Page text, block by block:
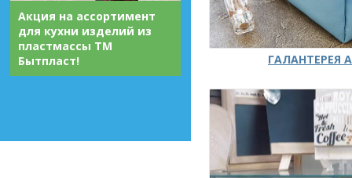
Акция на ассортимент
для кухни изделий из
пластмассы ТМ
Бытпласт!
ГАЛАНТЕРЕЯ